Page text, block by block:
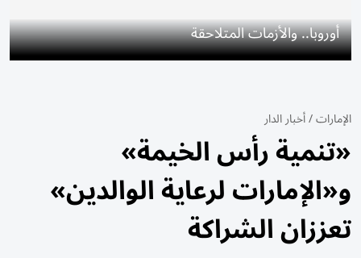
أوروبا.. والأزمات المتلاحقة
الإمارات/أخبار الدار
«تنمية رأس الخيمة»
و«الإمارات لرعاية الوالدين»
تعززان الشراكة